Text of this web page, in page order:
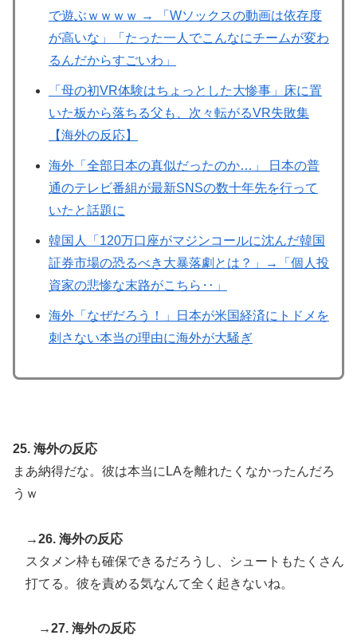
で遊ぶｗｗｗｗ → 「Wソックスの動画は依存度
が高いな」「たった一人でこんなにチームが変わ
るんだからすごいわ」
「母の初VR体験はちょっとした大惨事」床に置
いた板から落ちる父も、次々転がるVR失敗集
【海外の反応】
海外「全部日本の真似だったのか…」 日本の普
通のテレビ番組が最新SNSの数十年先を行って
いたと話題に
韓国人「120万口座がマジンコールに沈んだ韓国
証券市場の恐るべき大暴落劇とは？」→「個人投
資家の悲惨な末路がこちら‥」
海外「なぜだろう！」日本が米国経済にトドメを
刺さない本当の理由に海外が大騒ぎ
25. 海外の反応
まあ納得だな。彼は本当にLAを離れたくなかったんだろ
うｗ
→26. 海外の反応
スタメン枠も確保できるだろうし、シュートもたくさん
打てる。彼を責める気なんて全く起きないね。
→27. 海外の反応